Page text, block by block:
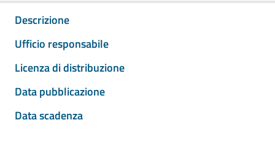
Descrizione
Ufficio responsabile
Licenza di distribuzione
Data pubblicazione
Data scadenza